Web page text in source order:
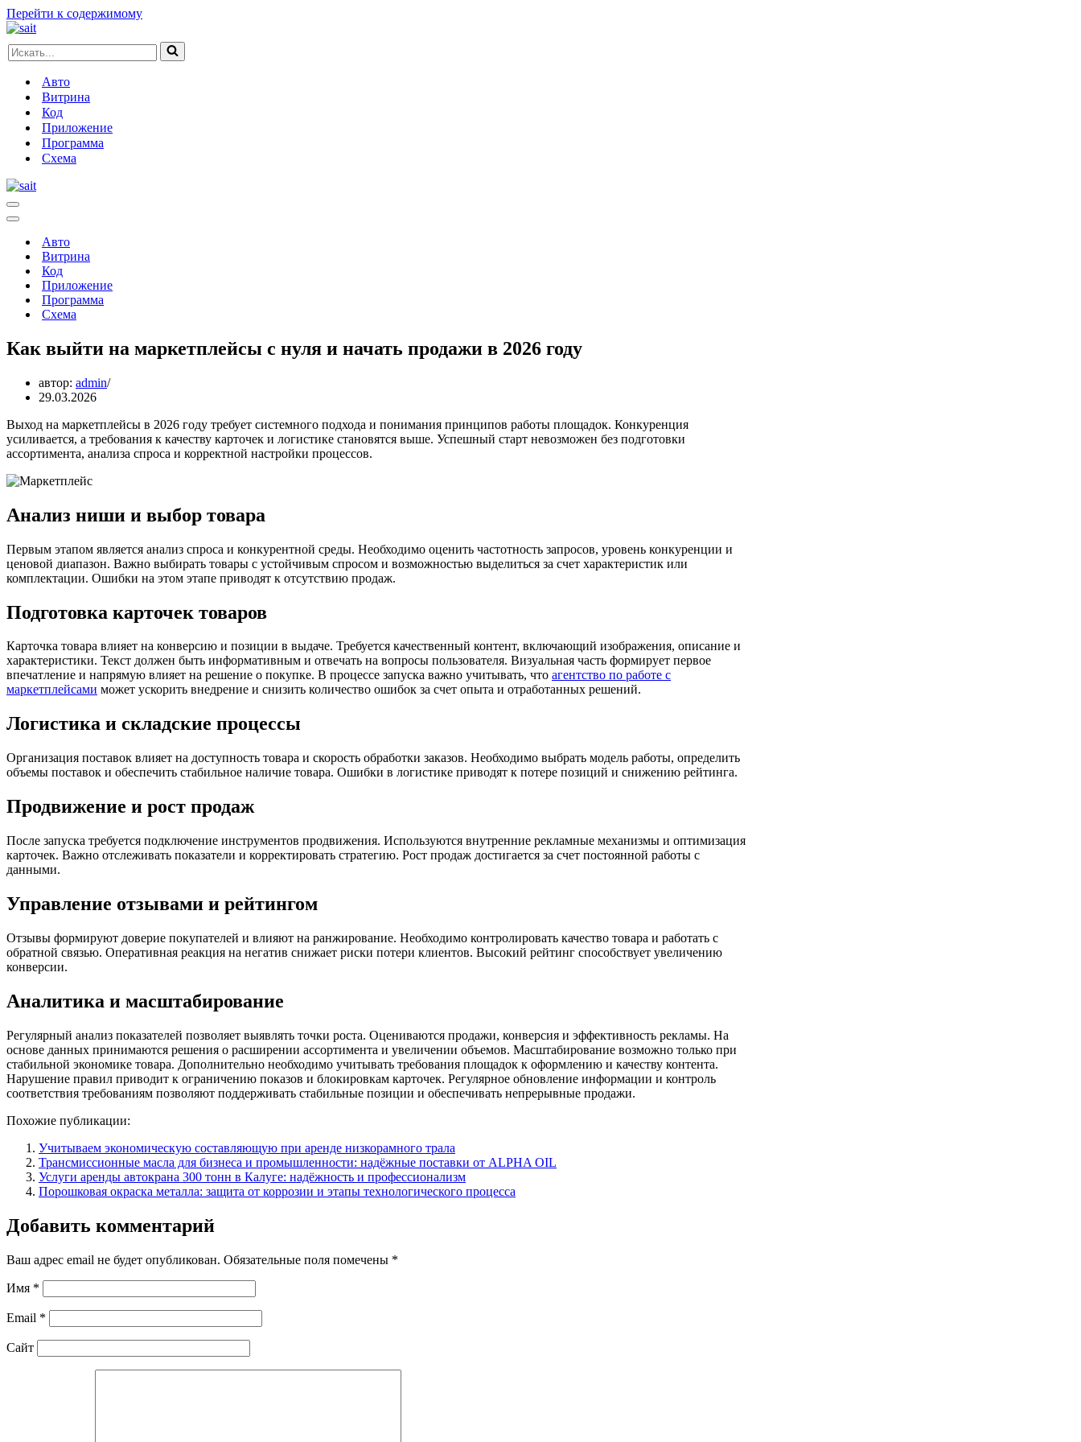
Перейти к содержимому
Искать...
Авто
Витрина
Код
Приложение
Программа
Схема
Меню
навигации
Меню
навигацииАвто
Витрина
Код
Приложение
Программа
Схема
Как выйти на маркетплейсы с нуля и начать продажи в 2026 году
автор: admin
29.03.2026
Выход на маркетплейсы в 2026 году требует системного подхода и понимания принципов работы площадок. Конкуренция
усиливается, а требования к качеству карточек и логистике становятся выше. Успешный старт невозможен без подготовки
ассортимента, анализа спроса и корректной настройки процессов.
Анализ ниши и выбор товара
Первым этапом является анализ спроса и конкурентной среды. Необходимо оценить частотность запросов, уровень конкуренции и
ценовой диапазон. Важно выбирать товары с устойчивым спросом и возможностью выделиться за счет характеристик или
комплектации. Ошибки на этом этапе приводят к отсутствию продаж.
Подготовка карточек товаров
Карточка товара влияет на конверсию и позиции в выдаче. Требуется качественный контент, включающий изображения, описание и
характеристики. Текст должен быть информативным и отвечать на вопросы пользователя. Визуальная часть формирует первое
впечатление и напрямую влияет на решение о покупке. В процессе запуска важно учитывать, что агентство по работе с
маркетплейсами может ускорить внедрение и снизить количество ошибок за счет опыта и отработанных решений.
Логистика и складские процессы
Организация поставок влияет на доступность товара и скорость обработки заказов. Необходимо выбрать модель работы, определить
объемы поставок и обеспечить стабильное наличие товара. Ошибки в логистике приводят к потере позиций и снижению рейтинга.
Продвижение и рост продаж
После запуска требуется подключение инструментов продвижения. Используются внутренние рекламные механизмы и оптимизация
карточек. Важно отслеживать показатели и корректировать стратегию. Рост продаж достигается за счет постоянной работы с
данными.
Управление отзывами и рейтингом
Отзывы формируют доверие покупателей и влияют на ранжирование. Необходимо контролировать качество товара и работать с
обратной связью. Оперативная реакция на негатив снижает риски потери клиентов. Высокий рейтинг способствует увеличению
конверсии.
Аналитика и масштабирование
Регулярный анализ показателей позволяет выявлять точки роста. Оцениваются продажи, конверсия и эффективность рекламы. На
основе данных принимаются решения о расширении ассортимента и увеличении объемов. Масштабирование возможно только при
стабильной экономике товара. Дополнительно необходимо учитывать требования площадок к оформлению и качеству контента.
Нарушение правил приводит к ограничению показов и блокировкам карточек. Регулярное обновление информации и контроль
соответствия требованиям позволяют поддерживать стабильные позиции и обеспечивать непрерывные продажи.
Похожие публикации:
Учитываем экономическую составляющую при аренде низкорамного трала
Трансмиссионные масла для бизнеса и промышленности: надёжные поставки от ALPHA OIL
Услуги аренды автокрана 300 тонн в Калуге: надёжность и профессионализм
Порошковая окраска металла: защита от коррозии и этапы технологического процесса
Добавить комментарий
Ваш адрес email не будет опубликован. Обязательные поля помечены *
Имя *
Email *
Сайт